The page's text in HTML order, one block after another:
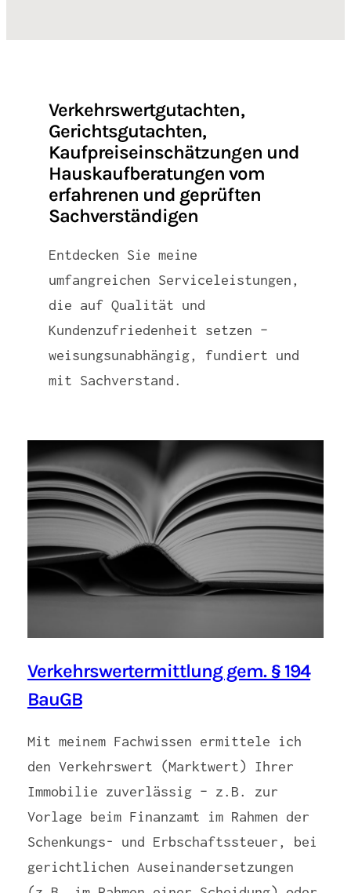
Verkehrswertgutachten,
Gerichtsgutachten,
Kaufpreiseinschätzungen und
Hauskaufberatungen vom
erfahrenen und geprüften
Sachverständigen
Entdecken Sie meine
umfangreichen Serviceleistungen,
die auf Qualität und
Kundenzufriedenheit setzen –
weisungsunabhängig, fundiert und
mit Sachverstand.
Verkehrswertermittlung gem. § 194
BauGB
Mit meinem Fachwissen ermittele ich
den Verkehrswert (Marktwert) Ihrer
Immobilie zuverlässig – z.B. zur
Vorlage beim Finanzamt im Rahmen der
Schenkungs- und Erbschaftssteuer, bei
gerichtlichen Auseinandersetzungen